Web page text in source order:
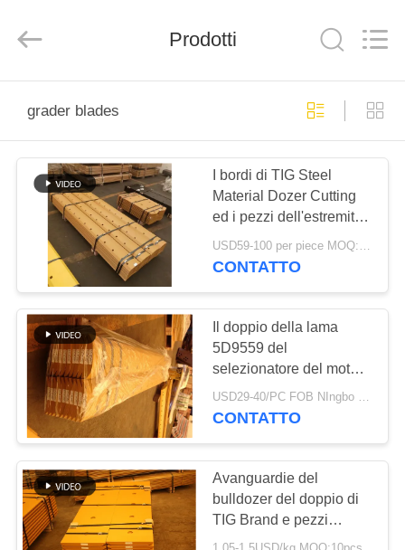
PRODOTTI
CIRCA
GIRO
DELLA
FABBRICA
CONTROLLO
DI
QUALITÀ
CONTATTICI
Rights
Prodotti
grader blades
I bordi di TIG Steel
Material Dozer Cutting
ed i pezzi dell'estremità
vanno in automobile le
lame 5D9561 del
USD59-100 per piece MOQ:10pcs
CONTATTO
Il doppio della lama
5D9559 del
selezionatore del motore
di TIG Brand ha
smussato le
USD29-40/PC FOB NIngbo MOQ:10pcs
CONTATTO
Avanguardie del
bulldozer del doppio di
TIG Brand e pezzi
smussati dell'estremità,